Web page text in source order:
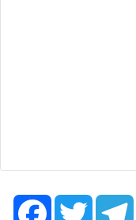
FacebookTwitter